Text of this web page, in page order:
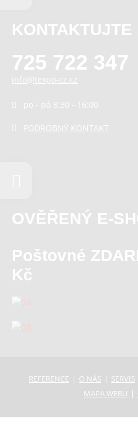
KONTAKTUJTE
725 722 347
info@texpo-cz.cz
po - pá 8:30 - 16:00
PODROBNÝ KONTAKT
OVĚŘENÝ E-
Poštovné
Kč
REFERENCE O NÁS SERVIS
MAPA WEBU